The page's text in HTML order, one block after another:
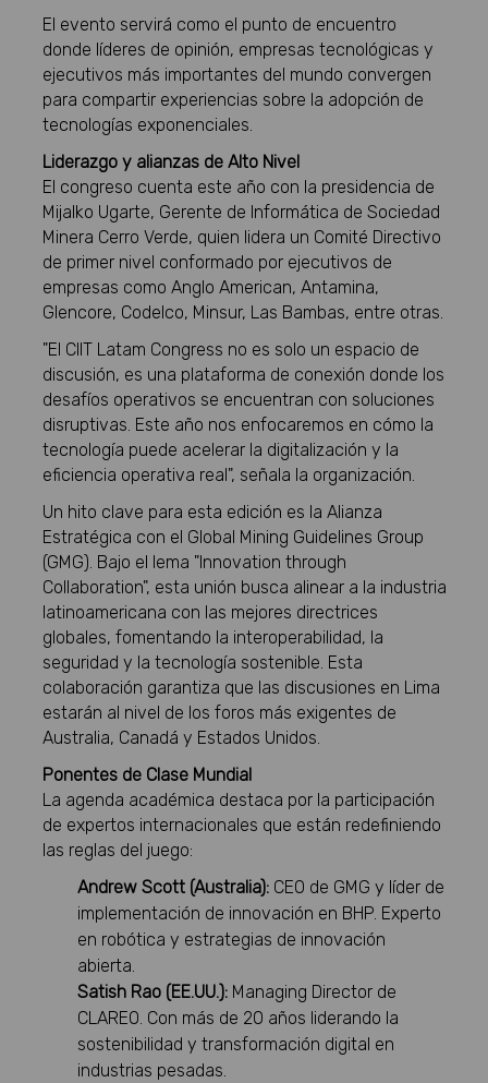
El evento servirá como el punto de encuentro
donde líderes de opinión, empresas tecnológicas y
ejecutivos más importantes del mundo convergen
para compartir experiencias sobre la adopción de
tecnologías exponenciales.
Liderazgo y alianzas de Alto Nivel
El congreso cuenta este año con la presidencia de
Mijalko Ugarte, Gerente de Informática de Sociedad
Minera Cerro Verde, quien lidera un Comité Directivo
de primer nivel conformado por ejecutivos de
empresas como Anglo American, Antamina,
Glencore, Codelco, Minsur, Las Bambas, entre otras.
"El CIIT Latam Congress no es solo un espacio de
discusión, es una plataforma de conexión donde los
desafíos operativos se encuentran con soluciones
disruptivas. Este año nos enfocaremos en cómo la
tecnología puede acelerar la digitalización y la
eficiencia operativa real", señala la organización.
Un hito clave para esta edición es la Alianza
Estratégica con el Global Mining Guidelines Group
(GMG). Bajo el lema "Innovation through
Collaboration", esta unión busca alinear a la industria
latinoamericana con las mejores directrices
globales, fomentando la interoperabilidad, la
seguridad y la tecnología sostenible. Esta
colaboración garantiza que las discusiones en Lima
estarán al nivel de los foros más exigentes de
Australia, Canadá y Estados Unidos.
Ponentes de Clase Mundial
La agenda académica destaca por la participación
de expertos internacionales que están redefiniendo
las reglas del juego:
Andrew Scott (Australia): CEO de GMG y líder de
implementación de innovación en BHP. Experto
en robótica y estrategias de innovación
abierta.
Satish Rao (EE.UU.): Managing Director de
CLAREO. Con más de 20 años liderando la
sostenibilidad y transformación digital en
industrias pesadas.